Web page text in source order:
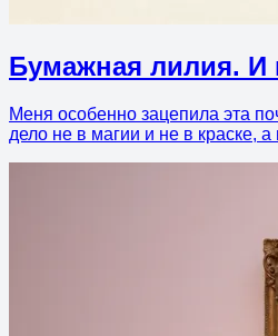
Бумажная лилия. И
Меня особенно зацепила эта
дело не в магии и не в краске,